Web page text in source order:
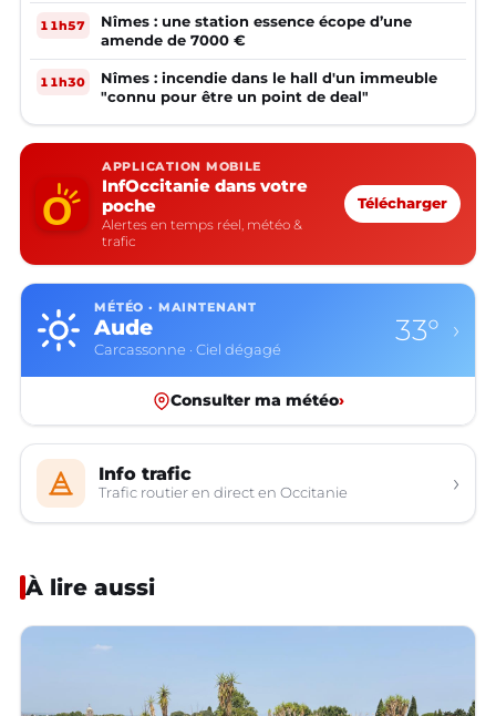
11h57
Nîmes : une station essence écope d’une
amende de 7000 €
11h30
Nîmes : incendie dans le hall d'un immeuble
"connu pour être un point de deal"
APPLICATION MOBILE
InfOccitanie dans votre
poche
Alertes en temps réel, météo &
trafic
Télécharger
MÉTÉO · MAINTENANT
Aude
Carcassonne · Ciel dégagé
33° ›
Consulter ma météo›
Info trafic
Trafic routier en direct en Occitanie ›
À lire aussi